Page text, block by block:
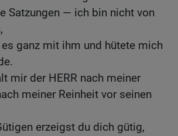
Satzungen — ich bin nicht von
ganz mit ihm und hütete mich
mir der HERR nach meiner
meiner Reinheit vor seinen
erzeigst du dich gütig,